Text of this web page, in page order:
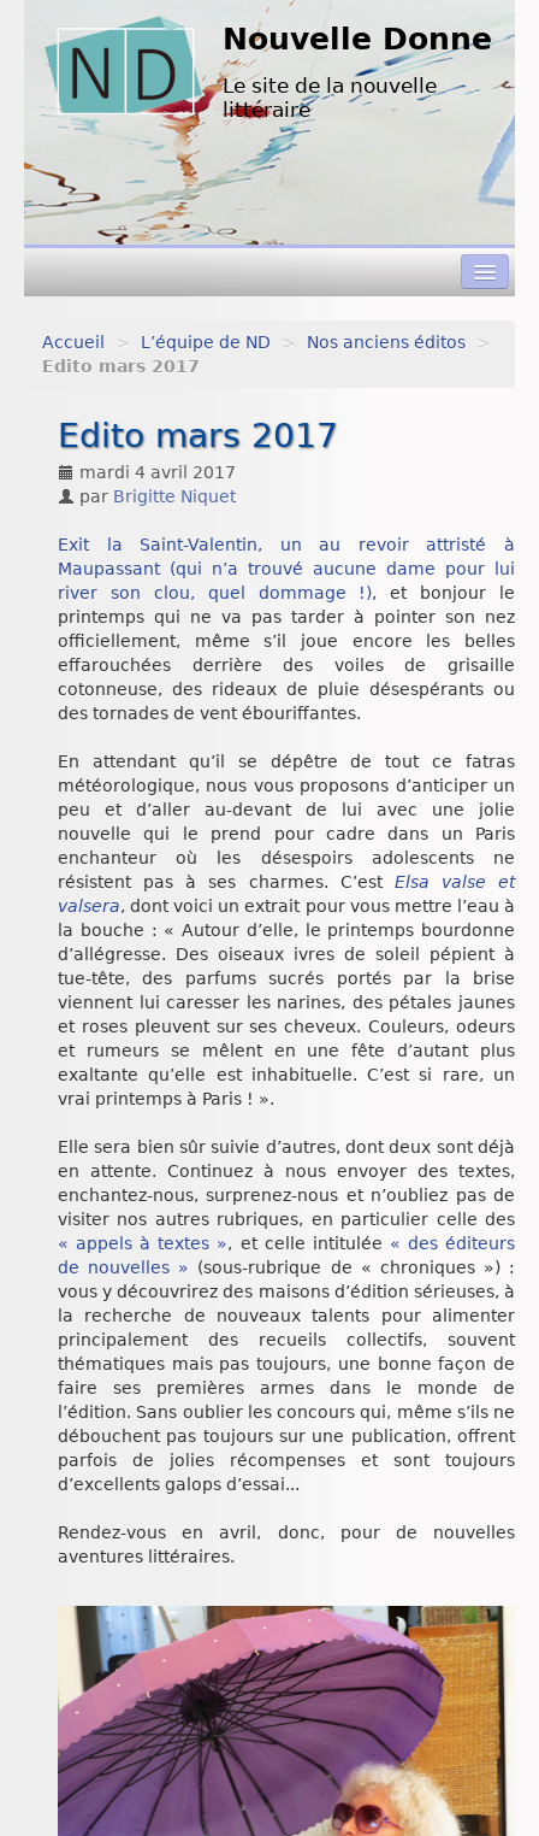
Nouvelle Donne
Le site de la nouvelle
littéraire
Concours de nouvelles
L’équipe de ND
Chroniques
Accueil > L’équipe de ND > Nos anciens éditos
>
Edito mars 2017
Edito mars 2017
mardi 4 avril 2017
par Brigitte Niquet
Exit la Saint-Valentin, un au revoir attristé à
Maupassant (qui n’a trouvé aucune dame pour lui
river son clou, quel dommage !), et bonjour le
printemps qui ne va pas tarder à pointer son nez
officiellement, même s’il joue encore les belles
effarouchées derrière des voiles de grisaille
cotonneuse, des rideaux de pluie désespérants ou
des tornades de vent ébouriffantes.
En attendant qu’il se dépêtre de tout ce fatras
météorologique, nous vous proposons d’anticiper un
peu et d’aller au-devant de lui avec une jolie
nouvelle qui le prend pour cadre dans un Paris
enchanteur où les désespoirs adolescents ne
résistent pas à ses charmes. C’est Elsa valse et
valsera, dont voici un extrait pour vous mettre l’eau à
la bouche : « Autour d’elle, le printemps bourdonne
d’allégresse. Des oiseaux ivres de soleil pépient à
tue-tête, des parfums sucrés portés par la brise
viennent lui caresser les narines, des pétales jaunes
et roses pleuvent sur ses cheveux. Couleurs, odeurs
et rumeurs se mêlent en une fête d’autant plus
exaltante qu’elle est inhabituelle. C’est si rare, un
vrai printemps à Paris ! ».
Elle sera bien sûr suivie d’autres, dont deux sont déjà
en attente. Continuez à nous envoyer des textes,
enchantez-nous, surprenez-nous et n’oubliez pas de
visiter nos autres rubriques, en particulier celle des
« appels à textes », et celle intitulée « des éditeurs
de nouvelles » (sous-rubrique de « chroniques ») :
vous y découvrirez des maisons d’édition sérieuses, à
la recherche de nouveaux talents pour alimenter
principalement des recueils collectifs, souvent
thématiques mais pas toujours, une bonne façon de
faire ses premières armes dans le monde de
l’édition. Sans oublier les concours qui, même s’ils ne
débouchent pas toujours sur une publication, offrent
parfois de jolies récompenses et sont toujours
d’excellents galops d’essai...
Rendez-vous en avril, donc, pour de nouvelles
aventures littéraires.